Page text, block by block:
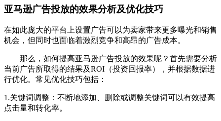
亚马逊广告投放的效果分析及优化技巧
在如此庞大的平台上设置广告可以为卖家带来更多曝光和销售
机会，但同时也面临着激烈竞争和高昂的广告成本。
那么，如何提高亚马逊广告投放的效果呢？首先需要分析
当前广告所取得的结果及ROI（投资回报率），并根据数据进
行优化。常见优化技巧包括：
1.关键词调整：不断地添加、删除或调整关键词可以有效提高
点击量和转化率。